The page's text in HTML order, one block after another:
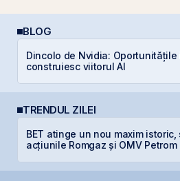
BLOG
Dincolo de Nvidia:
construiesc viitorul AI
TRENDUL ZILEI
BET atinge un nou maxim
acțiunile Romgaz și OMV Petrom